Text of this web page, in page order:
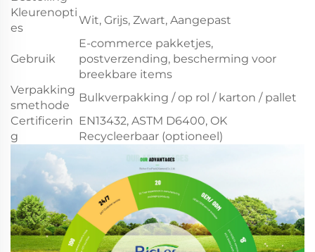
Kleurenopti
es
Wit, Grijs, Zwart, Aangepast
Gebruik
E-commerce pakketjes,
postverzending, bescherming voor
breekbare items
Verpakking
smethode
Bulkverpakking / op rol / karton / pallet
Certificerin
g
EN13432, ASTM D6400, OK
Recycleerbaar (optioneel)